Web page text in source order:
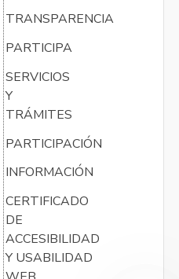
TRANSPARENCIA
PARTICIPA
SERVICIOS
Y
TRÁMITES
PARTICIPACIÓN
INFORMACIÓN
CERTIFICADO
DE
ACCESIBILIDAD
Y USABILIDAD